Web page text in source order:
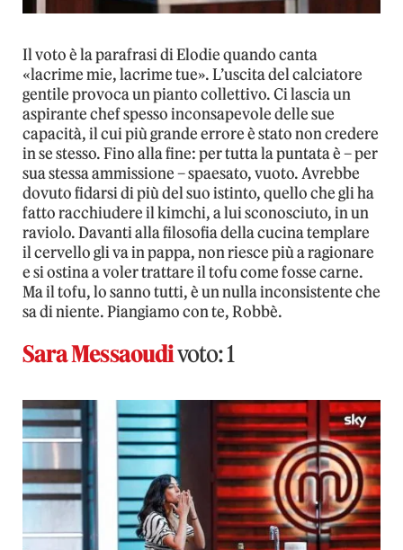
Il voto è la parafrasi di Elodie quando canta
«lacrime mie, lacrime tue». L’uscita del calciatore
gentile provoca un pianto collettivo. Ci lascia un
aspirante chef spesso inconsapevole delle sue
capacità, il cui più grande errore è stato non credere
in se stesso. Fino alla fine: per tutta la puntata è – per
sua stessa ammissione – spaesato, vuoto. Avrebbe
dovuto fidarsi di più del suo istinto, quello che gli ha
fatto racchiudere il kimchi, a lui sconosciuto, in un
raviolo. Davanti alla filosofia della cucina templare
il cervello gli va in pappa, non riesce più a ragionare
e si ostina a voler trattare il tofu come fosse carne.
Ma il tofu, lo sanno tutti, è un nulla inconsistente che
sa di niente. Piangiamo con te, Robbè.
Sara Messaoudivoto: 1